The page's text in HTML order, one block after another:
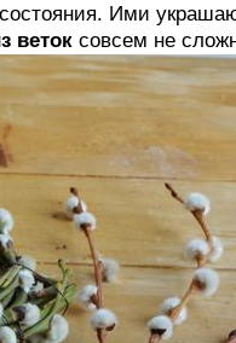
Ими
веток совсем не